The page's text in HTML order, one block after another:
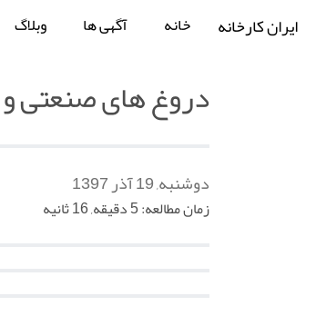
ایران کارخانه خانه آگهی ها وبلاگ
دروغ های صنعتی و
دوشنبه, 19 آذر 1397
زمان مطالعه: 5 دقیقه, 16 ثانیه